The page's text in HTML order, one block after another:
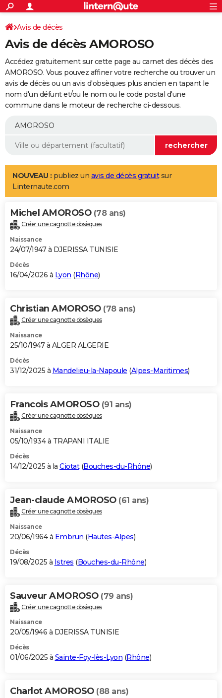
ACTUALITÉS
Politique
Société
Faits Divers
Education
Monde
Villes
+
SPORT
Coupe du monde 2026
Football
Tennis
Cyclisme
Rugby
Forum
Programme TV
TNT
Streaming
Cinéma
Sorties cinéma
Musique
+
FINANCE
Retraite
Epargne
Immobilier
Risques naturels par ville
Banque
Assurance
AUTO
Essais
Réserver un essai
Citadines
Berlines
SUV
Forum auto
+
Mobiles
Meilleur smartphone
Internet
Ordinateurs
Jeux vidéo
Guide high-tech
Aménagement intérieur
LIFESTYLE
Art de vivre
Bien-être
Loisirs
Mode
Modes de vie
Alimentation
Guide de la santé
Maladies
Médicaments
Sommeil
VOYAGE
Destinations
City break
Voyage nature
Voyage de noces
Forum
Climat
+PHOTO
GUIDES D'ACHAT
BONS PLANS
Carte de Noël
Carte Bonne année
Carte Saint-Valentin
Carte Pâques
Carte d'anniversaire
DICTIONNAIRE
Dictionnaire
Biographies
Citations
Expressions
Proverbes
PROGRAMME TV
S'inscrire
Se connecter
Lycées
Collèges
Primaires
Universités
Entreprises
Service militaire
Avis de recherche
AVIS DE DÉCÈS
Bricolage
Lifestyle
Culture
Sport
Auto
Television
Voyage
Cinema
Avis de décès
Avis de décès AMOROSO
Accédez gratuitement sur cette page au carnet des décès des
AMOROSO. Vous pouvez affiner votre recherche ou trouver un
avis de décès ou un avis d'obsèques plus ancien en tapant le
nom d'un défunt et/ou le nom ou le code postal d'une
commune dans le moteur de recherche ci-dessous.
NOUVEAU : publiez un avis de décès gratuitsur
Linternaute.com
Michel AMOROSO (78 ans)
Créer une cagnotte obsèques
Naissance
24/07/1947 à DJERISSA TUNISIE
Décès
16/04/2026 à Lyon (Rhône)
Christian AMOROSO (78 ans)
Créer une cagnotte obsèques
Naissance
25/10/1947 à ALGER ALGERIE
Décès
31/12/2025 à Mandelieu-la-Napoule (Alpes-Maritimes)
Francois AMOROSO (91 ans)
Créer une cagnotte obsèques
Naissance
05/10/1934 à TRAPANI ITALIE
Décès
14/12/2025 à la Ciotat(Bouches-du-Rhône)
Jean-claude AMOROSO (61 ans)
Créer une cagnotte obsèques
Naissance
20/06/1964 à Embrun (Hautes-Alpes)
Décès
19/08/2025 à Istres (Bouches-du-Rhône)
Sauveur AMOROSO (79 ans)
Créer une cagnotte obsèques
Naissance
20/05/1946 à DJERISSA TUNISIE
Décès
01/06/2025 à Sainte-Foy-lès-Lyon (Rhône)
Charlot AMOROSO (88 ans)